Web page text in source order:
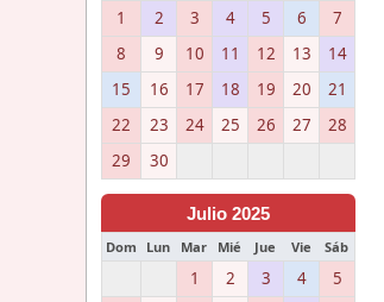
1 2 3 4 5 6
7
8
9 10 11 12 13
14
15
16 17 18 19 20
21
22
23 24 25 26 27
28
29
30
Julio 2025
Dom Lun Mar Mié Jue Vie Sáb
1 2 3 4 5